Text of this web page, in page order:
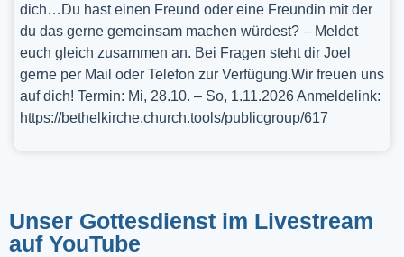
dich…Du hast einen Freund oder eine Freundin mit der
du das gerne gemeinsam machen würdest? – Meldet
euch gleich zusammen an. Bei Fragen steht dir Joel
gerne per Mail oder Telefon zur Verfügung.Wir freuen uns
auf dich! Termin: Mi, 28.10. – So, 1.11.2026 Anmeldelink:
https://bethelkirche.church.tools/publicgroup/617
Unser Gottesdienst im Livestream
auf YouTube